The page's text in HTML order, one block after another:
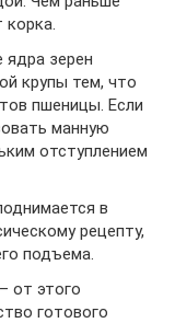
корка.
зерен
крупы тем, что
пшеницы. Если
манную
отступлением
в
рецепту,
подъема.
от этого
готового